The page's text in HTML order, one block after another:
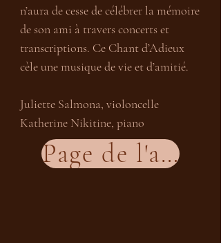
n’aura de cesse de célébrer la mémoire
de son ami à travers concerts et
transcriptions. Ce Chant d’Adieux
cèle une musique de vie et d’amitié.
Juliette Salmona, violoncelle
Katherine Nikitine, piano
Page de l'album